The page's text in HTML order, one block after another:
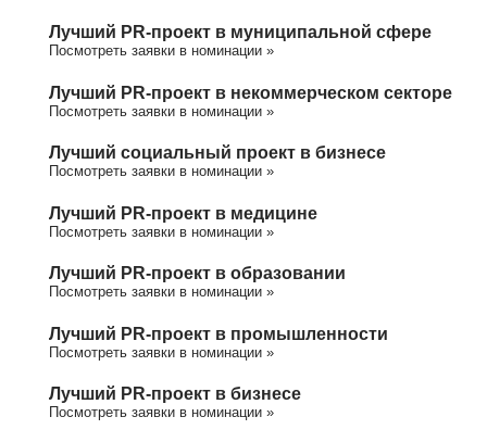
Лучший PR-проект в муниципальной сфере
Посмотреть заявки в номинации »
Лучший PR-проект в некоммерческом секторе
Посмотреть заявки в номинации »
Лучший социальный проект в бизнесе
Посмотреть заявки в номинации »
Лучший PR-проект в медицине
Посмотреть заявки в номинации »
Лучший PR-проект в образовании
Посмотреть заявки в номинации »
Лучший PR-проект в промышленности
Посмотреть заявки в номинации »
Лучший PR-проект в бизнесе
Посмотреть заявки в номинации »